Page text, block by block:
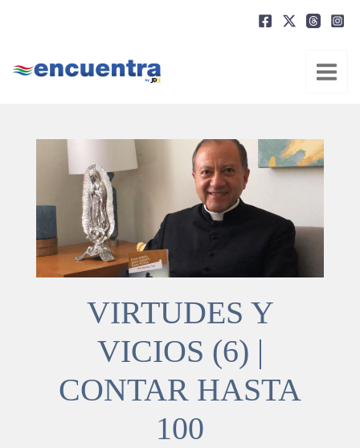
VIRTUDES Y
VICIOS (6) |
CONTAR HASTA
100